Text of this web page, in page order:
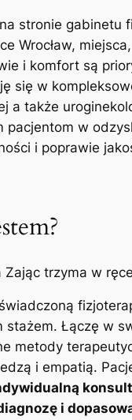
stronie gabinetu
Wrocław,
i komfort są
się w
a także
pacjentom w
i poprawie
stażem. Łączę w
metody
i empatią.
i